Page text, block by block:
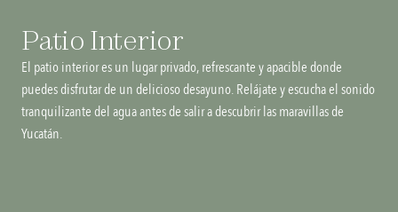
Patio Interior
El patio interior es un lugar privado, refrescante y apacible donde
puedes disfrutar de un delicioso desayuno. Relájate y escucha el sonido
tranquilizante del agua antes de salir a descubrir las maravillas de
Yucatán.